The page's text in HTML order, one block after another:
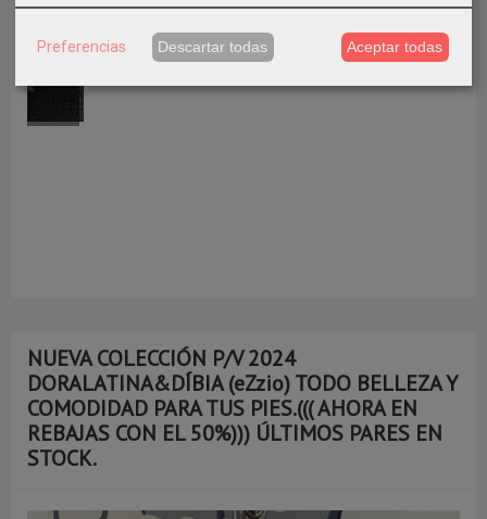
NUEVA COLECCIÓN P/V 2024
DORALATINA&DÍBIA (eZzio) TODO BELLEZA Y
COMODIDAD PARA TUS PIES.((( AHORA EN
REBAJAS CON EL 50%))) ÚLTIMOS PARES EN
STOCK.
Preferencias Descartar todas Aceptar todas